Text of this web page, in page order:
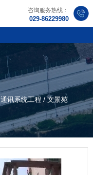
咨询服务热线：
029-86229980
通讯系统工程 /文景苑